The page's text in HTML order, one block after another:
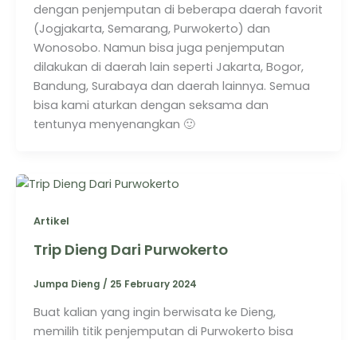
dengan penjemputan di beberapa daerah favorit
(Jogjakarta, Semarang, Purwokerto) dan
Wonosobo. Namun bisa juga penjemputan
dilakukan di daerah lain seperti Jakarta, Bogor,
Bandung, Surabaya dan daerah lainnya. Semua
bisa kami aturkan dengan seksama dan
tentunya menyenangkan 🙂
Artikel
Trip Dieng Dari Purwokerto
Jumpa Dieng / 25 February 2024
Buat kalian yang ingin berwisata ke Dieng,
memilih titik penjemputan di Purwokerto bisa